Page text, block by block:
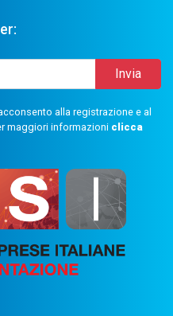
alla registrazione e al
maggiori informazioni clicca